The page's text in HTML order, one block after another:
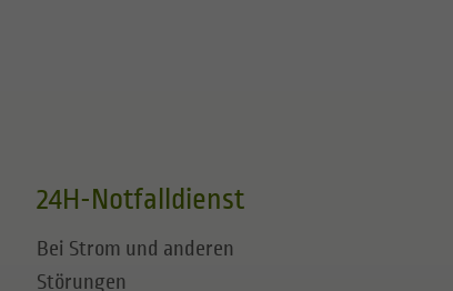
24H-Notfalldienst
Bei Strom und anderen
Störungen